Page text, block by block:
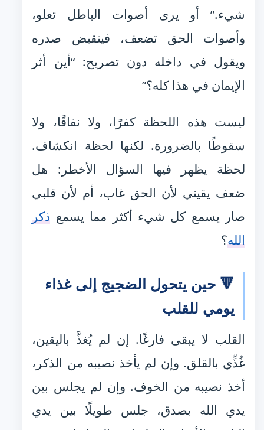
شيء.” أو يرى أصوات الباطل تعلو،
وأصوات الحق تضعف، فينقبض صدره
ويقول في داخله دون تصريح: “أين أثر
الإيمان في هذا كله؟”
ليست هذه اللحظة كفرًا، ولا نفاقًا، ولا
سقوطًا بالضرورة. لكنها لحظة انكشاف.
لحظة يظهر فيها السؤال الأخطر: هل
ضعف يقيني لأن الحق غاب، أم لأن قلبي
صار يسمع كل شيء أكثر مما يسمع ذكر
الله؟
🔻 حين يتحول الضجيج إلى غذاء
يومي للقلب
القلب لا يبقى فارغًا. إن لم يُغذَّ باليقين،
غُذِّي بالقلق. وإن لم يأخذ نصيبه من الذكر،
أخذ نصيبه من الخوف. وإن لم يجلس بين
يدي الله بصدق، جلس طويلًا بين يدي